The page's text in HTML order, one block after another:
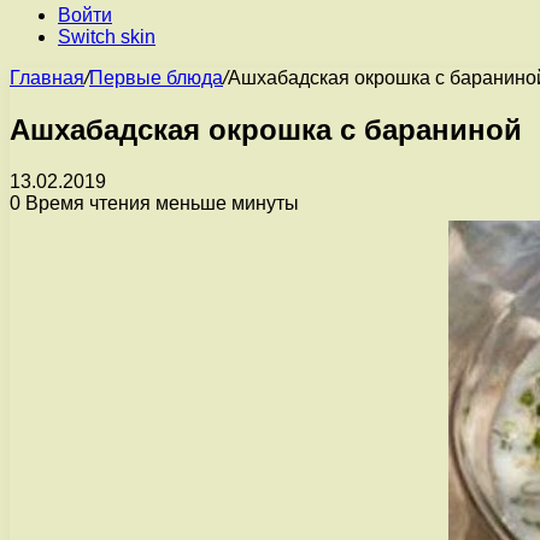
Войти
Switch skin
Главная/Первые блюда/Ашхабадская окрошка с
Ашхабадская окрошка с бараниной
13.02.2019
0 Время чтения меньше минуты